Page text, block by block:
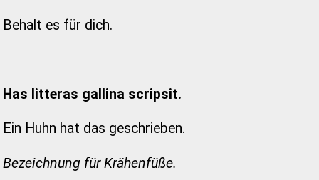
Behalt es für dich.
Has litteras gallina scripsit.
Ein Huhn hat das geschrieben.
Bezeichnung für Krähenfüße.